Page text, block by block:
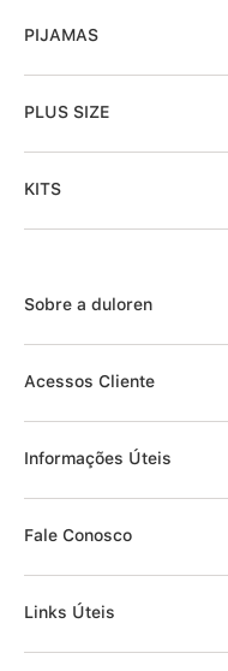
PIJAMAS
PLUS SIZE
KITS
Sobre a duloren
Acessos Cliente
Informações Úteis
Fale Conosco
Links Úteis